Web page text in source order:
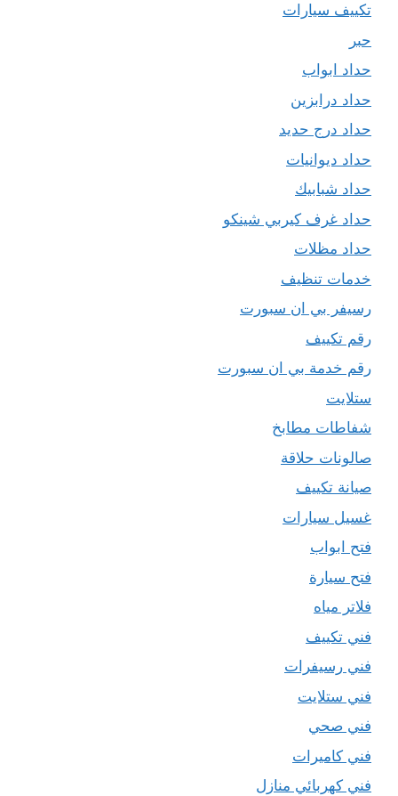
تكييف سيارات
حبر
حداد ابواب
حداد درابزين
حداد درج حديد
حداد ديوانيات
حداد شبابيك
حداد غرف كيربي شينكو
حداد مظلات
خدمات تنظيف
رسيفر بي ان سبورت
رقم تكييف
رقم خدمة بي ان سبورت
ستلايت
شفاطات مطابخ
صالونات حلاقة
صيانة تكييف
غسيل سيارات
فتح ابواب
فتح سيارة
فلاتر مياه
فني تكييف
فني رسيفرات
فني ستلايت
فني صحي
فني كاميرات
فني كهربائي منازل